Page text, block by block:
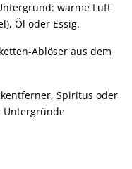
warme Luft
Öl oder Essig.
Ablöser aus dem
Spiritus oder
Untergründe